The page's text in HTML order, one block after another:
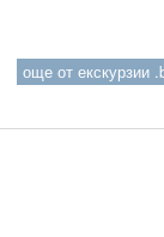
още от екскурзии